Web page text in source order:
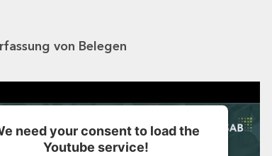
von Belegen
need your consent to load the
Youtube service!